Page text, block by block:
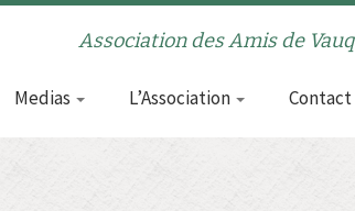
Association des Amis de
Medias L’Association Contact